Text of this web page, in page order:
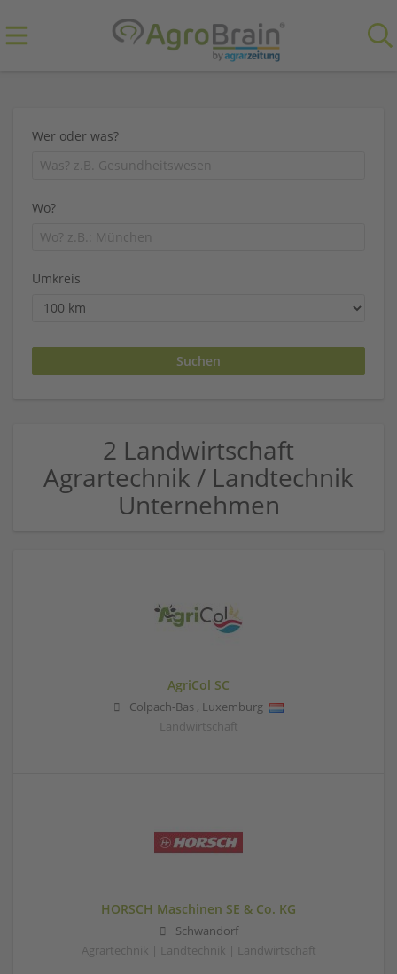
Wer oder was?
Wo?
Umkreis
2 Landwirtschaft
Agrartechnik / Landtechnik
Unternehmen
AgriCol SC
Colpach-Bas , Luxemburg
Landwirtschaft
HORSCH Maschinen SE & Co. KG
Schwandorf
Agrartechnik | Landtechnik | Landwirtschaft